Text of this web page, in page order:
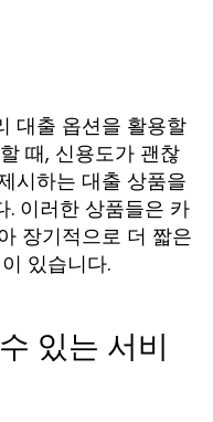
대출 옵션을 활용할
때, 신용도가 괜찮
시하는 대출 상품을
. 이러한 상품들은 카
장기적으로 더 짧은
있습니다.
있는 서비